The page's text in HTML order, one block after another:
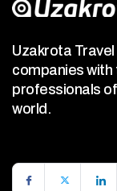
Uzakrota
companies
professionals
world.